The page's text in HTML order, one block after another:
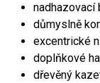
nadhazovací
důmyslně
excentrické
doplňkové
dřevěný